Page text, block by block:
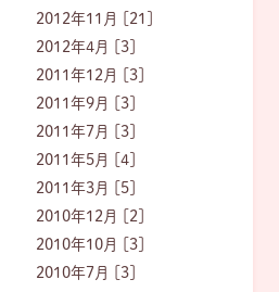
2012年11月 [21]
2012年4月 [3]
2011年12月 [3]
2011年9月 [3]
2011年7月 [3]
2011年5月 [4]
2011年3月 [5]
2010年12月 [2]
2010年10月 [3]
2010年7月 [3]